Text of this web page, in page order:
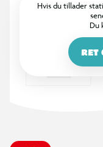
Hvis du tillader
Du
RET